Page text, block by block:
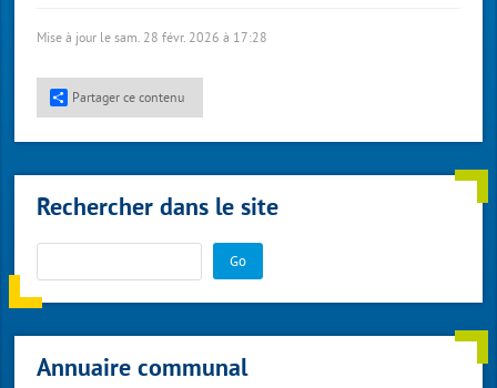
Mise à jour le sam. 28 févr. 2026 à 17:28
Partager ce contenu
Rechercher dans le site
Go
Annuaire communal